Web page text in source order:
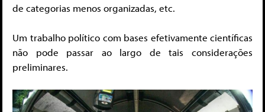
de categorias menos organizadas, etc.
Um trabalho político com bases efetivamente científicas
não pode passar ao largo de tais considerações
preliminares.